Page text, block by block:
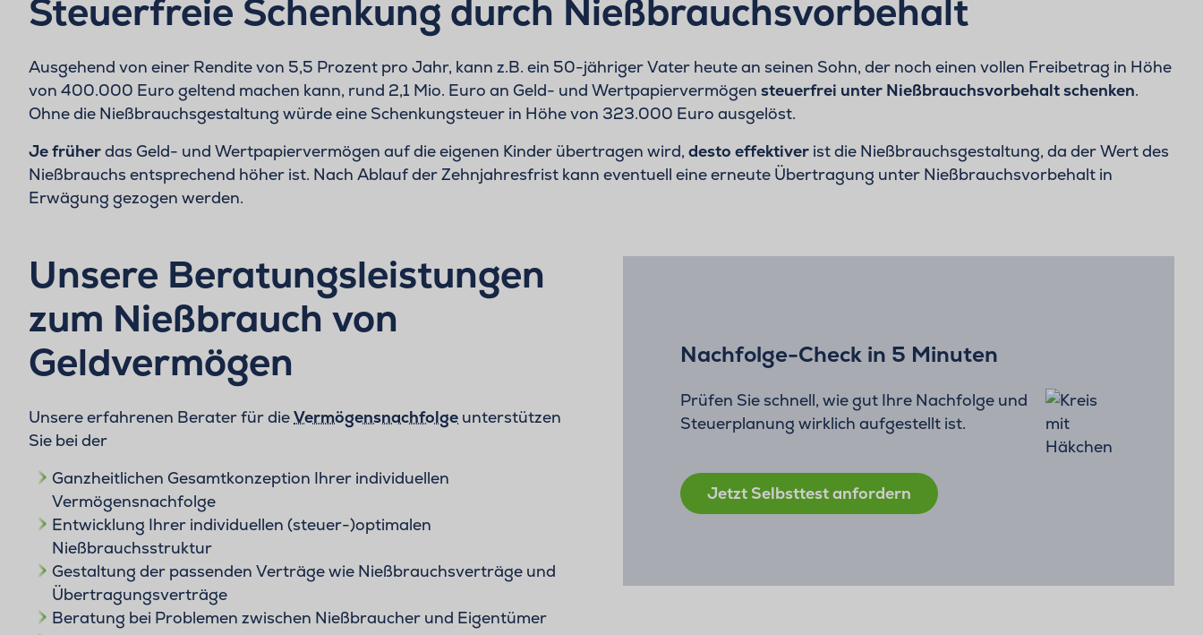
Steuerfreie Schenkung durch Nießbrauchsvorbehalt
Ausgehend von einer Rendite von 5,5 Prozent pro Jahr, kann z.B. ein 50-jähriger Vater heute an seinen Sohn, der noch einen vollen Freibetrag in Höhe
von 400.000 Euro geltend machen kann, rund 2,1 Mio. Euro an Geld- und Wertpapiervermögen steuerfrei unter Nießbrauchsvorbehalt schenken.
Ohne die Nießbrauchsgestaltung würde eine Schenkungsteuer in Höhe von 323.000 Euro ausgelöst.
Je früherdas Geld- und Wertpapiervermögen auf die eigenen Kinder übertragen wird, desto effektiver ist die Nießbrauchsgestaltung, da der Wert des
Nießbrauchs entsprechend höher ist. Nach Ablauf der Zehnjahresfrist kann eventuell eine erneute Übertragung unter Nießbrauchsvorbehalt in
Erwägung gezogen werden.
Unsere Beratungsleistungen
zum Nießbrauch von
Geldvermögen
Unsere erfahrenen Berater für dieVermögensnachfolge unterstützen
Sie bei der
Ganzheitlichen Gesamtkonzeption Ihrer individuellen
Vermögensnachfolge
Entwicklung Ihrer individuellen (steuer-)optimalen
Nießbrauchsstruktur
Gestaltung der passenden Verträge wie Nießbrauchsverträge und
Übertragungsverträge
Beratung bei Problemen zwischen Nießbraucher und Eigentümer
Nachfolge-Check in 5 Minuten
Prüfen Sie schnell, wie gut Ihre Nachfolge und
Steuerplanung wirklich aufgestellt ist.
Jetzt Selbsttest anfordern